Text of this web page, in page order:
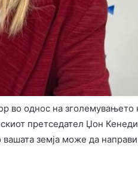
во однос на зголемувањето
претседател Џон
земја може да